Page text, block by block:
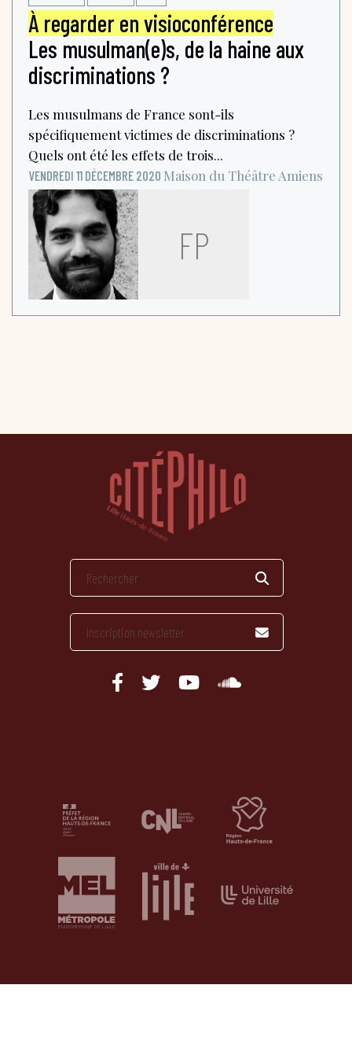
À regarder en visioconférence
Les musulman(e)s, de la haine aux
discriminations ?
Les musulmans de France sont-ils
spécifiquement victimes de discriminations ?
Quels ont été les effets de trois...
VENDREDI 11 DÉCEMBRE 2020 Maison du Théâtre Amiens
FP